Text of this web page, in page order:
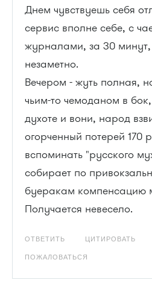
Днем чувствуешь себя
сервис вполне себе, с
журналами, за 30
незаметно.
Вечером - жуть полная,
чьим-то чемоданом в
духоте и вони, народ
огорченный потерей 170
вспоминать "русского
собирает по
буеракам компенсацию
Получается невесело.
ОТВЕТИТЬ ЦИТИРОВАТЬ
ПОЖАЛОВАТЬСЯ